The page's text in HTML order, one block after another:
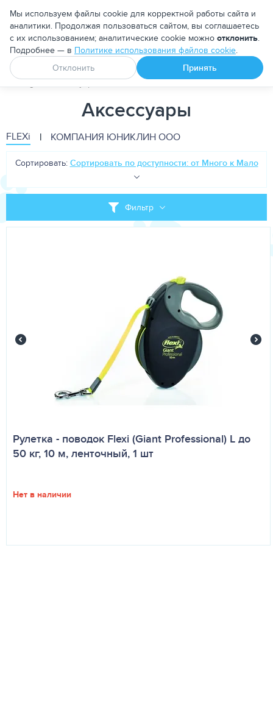
Москва
Апоквел Ветмедин От блох и клещей
PetDog Аксессуары
Аксессуары
FLEXi | КОМПАНИЯ ЮНИКЛИН ООО
Фильтр
Сортировать: Сортировать по доступности: от Много к Мало
Рулетка - поводок Flexi (Giant Professional) L до
50 кг, 10 м, ленточный, 1 шт
Нет в наличии
Мы используем файлы cookie для корректной работы сайта и
аналитики. Продолжая пользоваться сайтом, вы соглашаетесь
с их использованием; аналитические cookie можно отклонить.
Подробнее — в Политике использования файлов cookie.
Отклонить
Принять